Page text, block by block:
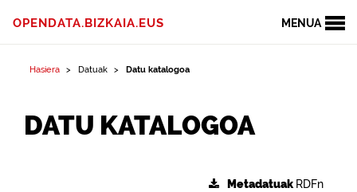
MENUA
OPENDATA.BIZKAIA.EUS
Hasiera Datuak Datu katalogoa
DATU KATALOGOA
Metadatuak RDFn